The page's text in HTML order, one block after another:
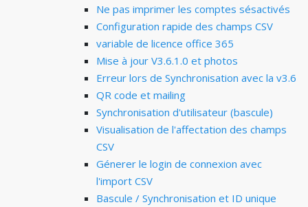
Ne pas imprimer les comptes sésactivés
Configuration rapide des champs CSV
variable de licence office 365
Mise à jour V3.6.1.0 et photos
Erreur lors de Synchronisation avec la v3.6
QR code et mailing
Synchronisation d'utilisateur (bascule)
Visualisation de l'affectation des champs
CSV
Génerer le login de connexion avec
l'import CSV
Bascule / Synchronisation et ID unique